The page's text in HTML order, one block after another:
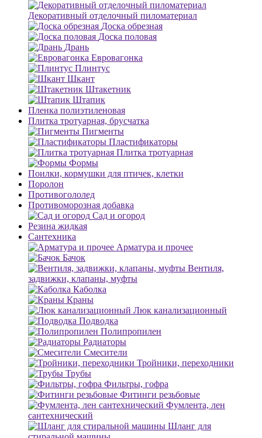
Декоративный отделочный пиломатериал
Доска обрезная
Доска половая
Дрань
Евровагонка
Плинтус
Шкант
Штакетник
Штапик
Пленка полиэтиленовая
Плитка тротуарная, брусчатка
Пигменты
Пластификаторы
Плитка тротуарная
Формы
Поилки, кормушки для птичек, клетки
Поролон
Противогололед
Противоморозная добавка
Сад и огород
Резина жидкая
Сантехника
Арматура и прочее
Бачок
Вентиля,
задвижки, клапаны, муфты
Каболка
Краны
Люк канализационный
Подводка
Полипропилен
Радиаторы
Смесители
Тройники, переходники
Трубы
Фильтры, гофра
Фитинги резьбовые
Фумлента, лен
сантехнический
Шланг для